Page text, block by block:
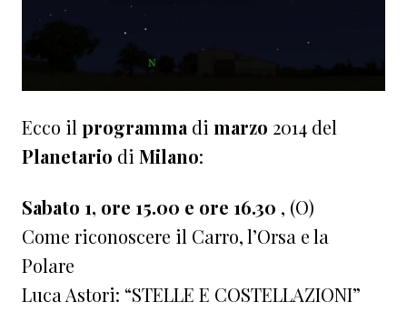
Ecco il programma di marzo 2014 del
Planetario di Milano:
Sabato 1, ore 15.00 e ore 16.30 , (O)
Come riconoscere il Carro, l’Orsa e la
Polare
Luca Astori: “STELLE E COSTELLAZIONI”